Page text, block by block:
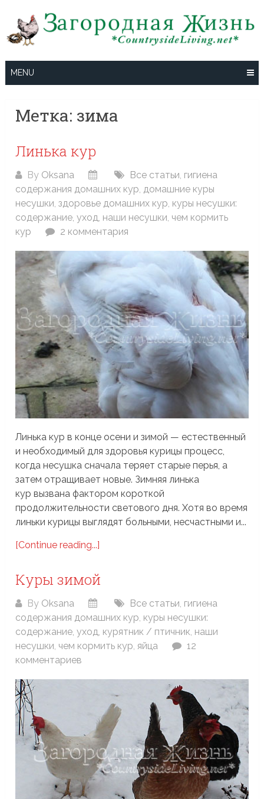
content
MENU
Метка: зима
Линька кур
By Oksana Все статьи, гигиена
содержания домашних кур, домашние куры
несушки,здоровье домашних кур, куры несушки:
содержание, уход, наши несушки, чем кормить
кур
2 комментария
Линька кур в конце осени и зимой — естественный
и необходимый для здоровья курицы процесс,
когда несушка сначала теряет старые перья, а
затем отращивает новые. Зимняя линька
кур вызвана фактором короткой
продолжительности светового дня. Хотя во время
линьки курицы выглядят больными, несчастными и...
[Continue reading...]
Куры зимой
By Oksana Все статьи, гигиена
содержания домашних кур, куры несушки:
содержание, уход, курятник / птичник, наши
несушки, чем кормить кур,яйца
12
комментариев